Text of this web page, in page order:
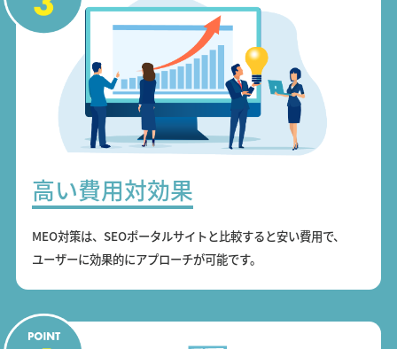
高い費用対効果
MEO対策は、SEOポータルサイトと比較すると安い費用で、
ユーザーに効果的にアプローチが可能です。